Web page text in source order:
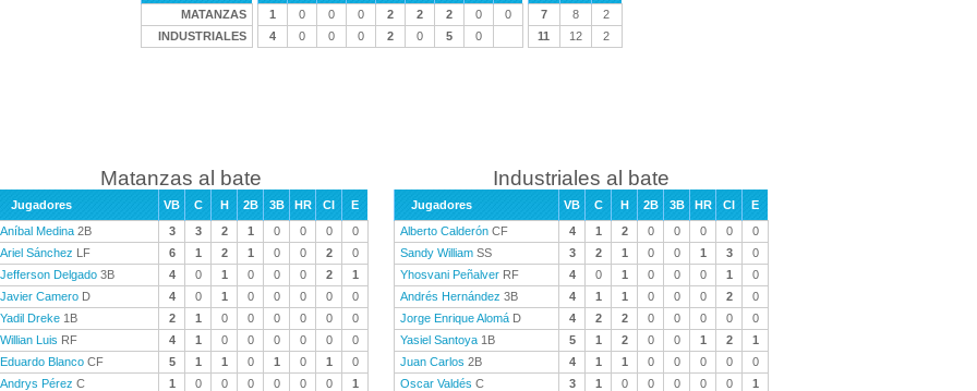
MATANZAS
1 0 0 0 2 2 2 0 0 7 8
2
INDUSTRIALES
4 0 0 0 2 0 5 0 11 12 2
Matanzas al bate
Jugadores VB C H 2B 3B HR CI
E
Aníbal Medina 2B 3 3 2 1 0 0 0
0
Ariel Sánchez LF 6 1 2 1 0 0 2
0
Jefferson Delgado 3B 4 0 1 0 0 0 2
1
Javier Camero D 4 0 1 0 0 0 0
0
Yadil Dreke 1B 2 1 0 0 0 0 0
0
Willian Luis RF 4 1 0 0 0 0 0
0
Eduardo Blanco CF 5 1 1 0 1 0 1
0
Andrys Pérez C 1 0 0 0 0 0 0
1
Industriales al bate
Jugadores VB C H 2B 3B HR CI
E
Alberto Calderón CF 4 1 2 0 0 0 0
0
Sandy William SS 3 2 1 0 0 1 3
0
Yhosvani Peñalver RF 4 0 1 0 0 0 1
0
Andrés Hernández 3B 4 1 1 0 0 0 2
0
Jorge Enrique Alomá D 4 2 2 0 0 0 0
0
Yasiel Santoya 1B 5 1 2 0 0 1 2
1
Juan Carlos 2B 4 1 1 0 0 0 0
0
Oscar Valdés C 3 1 0 0 0 0 0
1